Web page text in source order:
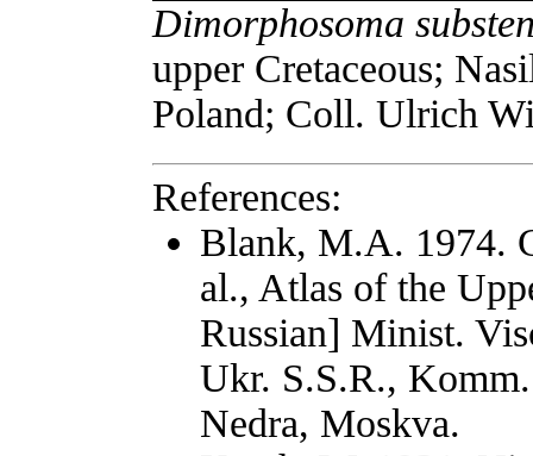
Dimorphosoma
upper Cretaceous;
Poland; Coll. Ulrich
References:
Blank, M.A. 1974.
al., Atlas of the
Russian] Minist.
Ukr. S.S.R.,
Nedra, Moskva.